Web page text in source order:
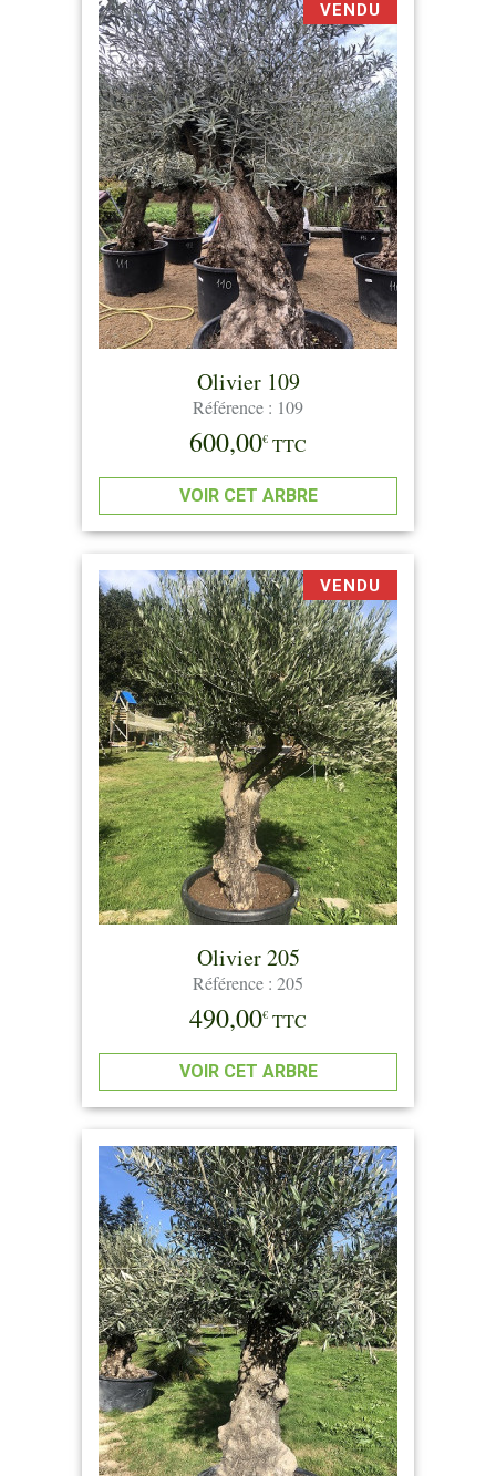
Olivier 109
Référence : 109
600,00€ TTC
VOIR CET ARBRE
VENDU
Olivier 205
Référence : 205
490,00€ TTC
VOIR CET ARBRE
VENDU